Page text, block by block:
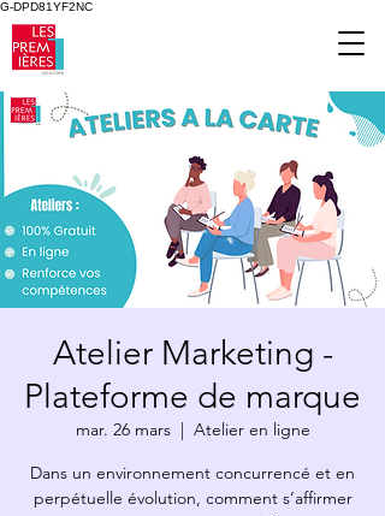
G-DPD81YF2NC
Atelier Marketing -
Plateforme de marque
mar. 26 mars
  |
Atelier en ligne
Dans un environnement concurrencé et en
perpétuelle évolution, comment s’affirmer